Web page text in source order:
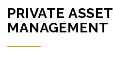
PRIVATE ASSET
MANAGEMENT